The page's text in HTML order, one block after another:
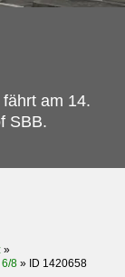
am 14.
SBB.
»
8 » ID 1420658